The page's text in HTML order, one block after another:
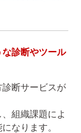
診断やツール
断サービスが
組織課題によ
なります。